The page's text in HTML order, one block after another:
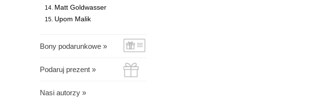
Matt Goldwasser
Upom Malik
Bony podarunkowe »
Podaruj prezent »
Nasi autorzy »